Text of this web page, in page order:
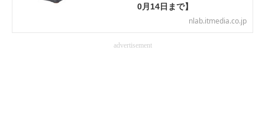
0月14日まで】
nlab.itmedia.co.jp
advertisement